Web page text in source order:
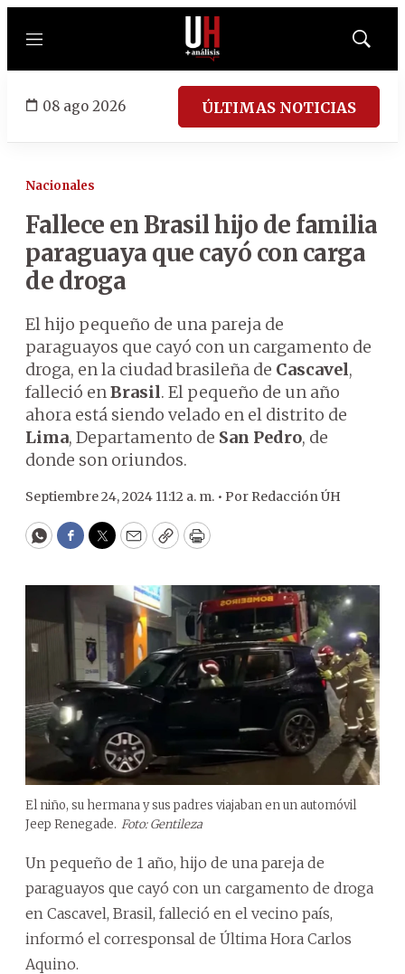
Menú
Mostrar
08 ago 2026 ÚLTIMAS NOTICIAS
Nacionales
Fallece en Brasil hijo de familia
paraguaya que cayó con carga
de droga
El hijo pequeño de una pareja de
paraguayos que cayó con un cargamento de
droga, en la ciudad brasileña de Cascavel,
falleció enBrasil. El pequeño de un año
ahora está siendo velado en el distrito de
Lima, Departamento de San Pedro, de
donde son oriundos.
Septiembre 24, 2024 11:12 a. m. • Por Redacción ÚH
WhatsApp
Facebook
Twitter
EmailCopyPrint
El niño, su hermana y sus padres viajaban en un automóvil
Jeep Renegade. Foto: Gentileza
Un pequeño de 1 año, hijo de una pareja de
paraguayos que cayó con un cargamento de droga
en Cascavel, Brasil, falleció en el vecino país,
informó el corresponsal de Última Hora Carlos
Aquino.